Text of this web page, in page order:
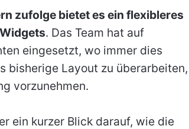
zufolge bietet es ein flexibleres
. Das Team hat auf
eingesetzt, wo immer dies
bisherige Layout zu überarbeiten,
vorzunehmen.
ein kurzer Blick darauf, wie die